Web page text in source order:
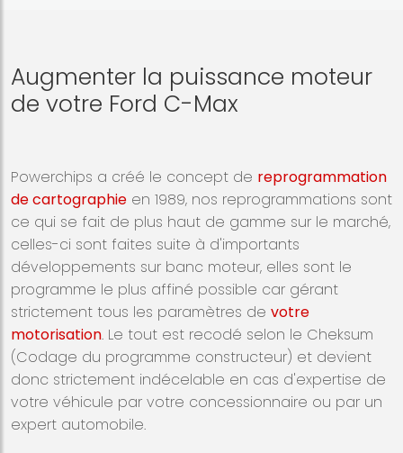
Augmenter la puissance moteur
de votre Ford C-Max
Powerchips a créé le concept de reprogrammation
de cartographie en 1989, nos reprogrammations sont
ce qui se fait de plus haut de gamme sur le marché,
celles-ci sont faites suite à d'importants
développements sur banc moteur, elles sont le
programme le plus affiné possible car gérant
strictement tous les paramètres de votre
motorisation. Le tout est recodé selon le Cheksum
(Codage du programme constructeur) et devient
donc strictement indécelable en cas d'expertise de
votre véhicule par votre concessionnaire ou par un
expert automobile.